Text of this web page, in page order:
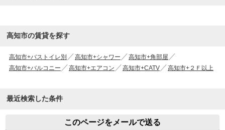
高知市の賃貸を探す
高知市+バストイレ別 高知市+シャワー
高知市+角部屋
高知市+バルコニー
高知市+エアコン 高知市+CATV 高知市+２Ｆ以上
最近検索した条件
このページをメールで送る